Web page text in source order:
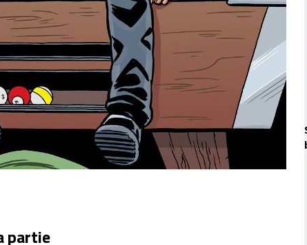
partie